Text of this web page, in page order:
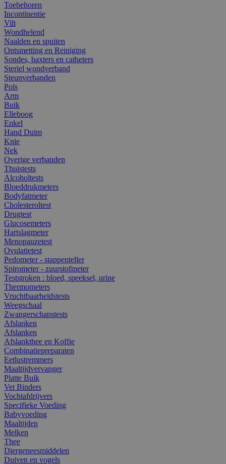
Toebehoren
Incontinentie
Vilt
Wondhelend
Naalden en spuiten
Ontsmetting en Reiniging
Sondes, baxters en catheters
Steriel wondverband
Steunverbanden
Pols
Arm
Buik
Elleboog
Enkel
Hand Duim
Knie
Nek
Overige verbanden
Thuistests
Alcoholtests
Bloeddrukmeters
Bodyfatmeter
Cholesteroltest
Drugtest
Glucosemeters
Hartslagmeter
Menopauzetest
Ovulatietest
Pedometer - stappenteller
Spirometer - zuurstofmeter
Teststroken : bloed, speeksel, urine
Thermometers
Vruchtbaarheidstests
Weegschaal
Zwangerschapstests
Afslanken
Afslanken
Afslankthee en Koffie
Combinatiepreparaten
Eetlustremmers
Maaltijdvervanger
Platte Buik
Vet Binders
Vochtafdrijvers
Specifieke Voeding
Babyvoeding
Maaltijden
Melken
Thee
Diergeneesmiddelen
Duiven en vogels